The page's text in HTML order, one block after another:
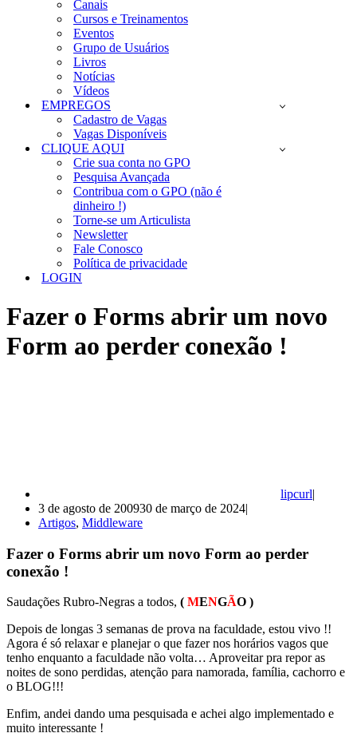
Canais
Cursos e Treinamentos
Eventos
Grupo de Usuários
Livros
Notícias
Vídeos
EMPREGOS
Cadastro de Vagas
Vagas Disponíveis
CLIQUE AQUI
Crie sua conta no GPO
Pesquisa Avançada
Contribua com o GPO (não é
dinheiro !)
Torne-se um Articulista
Newsletter
Fale Conosco
Política de privacidade
LOGIN
Fazer o Forms abrir um novo
Form ao perder conexão !
lipcurl
3 de agosto de 200930 de março de 2024
Artigos, Middleware
Fazer o Forms abrir um novo Form ao perder
conexão !
Saudações Rubro-Negras a todos, ( MENGÃO )
Depois de longas 3 semanas de prova na faculdade, estou vivo !!
Agora é só relaxar e planejar o que fazer nos horários vagos que
tenho enquanto a faculdade não volta… Aproveitar pra repor as
noites de sono perdidas, atenção para namorada, família, cachorro e
o BLOG!!!
Enfim, andei dando uma pesquisada e achei algo implementado e
muito interessante !